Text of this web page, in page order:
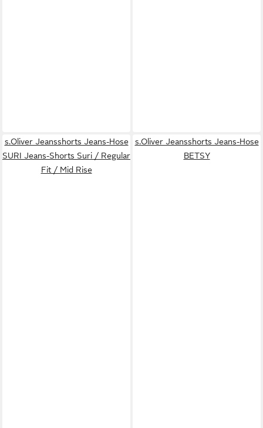
s.Oliver Jeansshorts Jeans-Hose
SURI Jeans-Shorts Suri / Regular
Fit / Mid Rise
s.Oliver Jeansshorts Jeans-Hose
BETSY